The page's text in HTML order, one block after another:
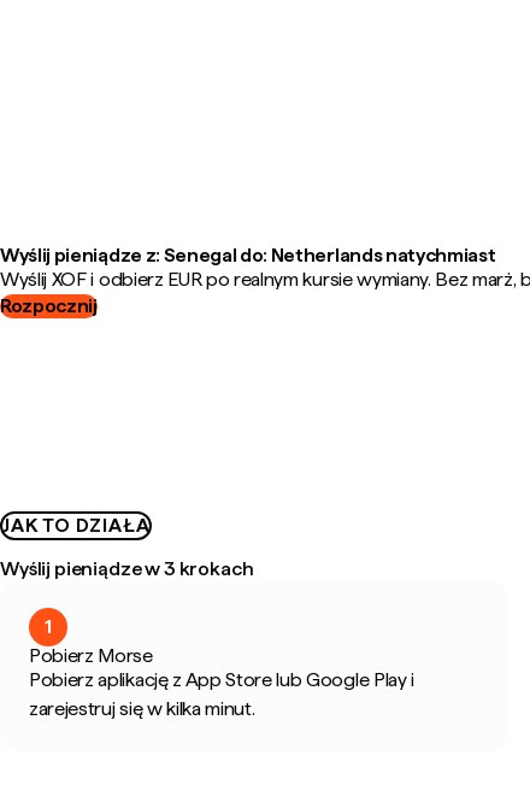
Wyślij pieniądze z: Senegal do: Netherlands natychmiast
Wyślij XOF i odbierz EUR po realnym kursie wymiany. Bez marż,
Rozpocznij
JAK TO DZIAŁA
Wyślij pieniądze w 3 krokach
1
Pobierz Morse
Pobierz aplikację z App Store lub Google Play i
zarejestruj się w kilka minut.